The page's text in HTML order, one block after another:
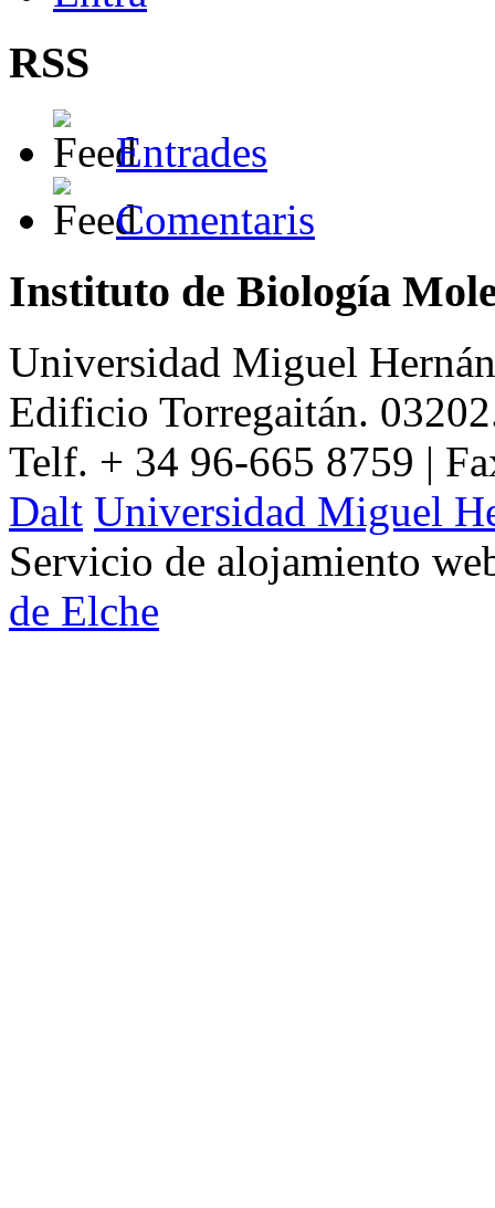
RSS
Entrades
Comentaris
Instituto de Biología
Universidad Miguel
Edificio Torregaitán.
Telf. + 34 96-665 8759 |
Dalt Universidad Miguel
Servicio de alojamiento
de Elche